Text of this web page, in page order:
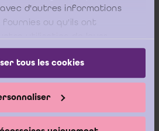
d'autres informations
fournies ou qu'ils ont
tous les cookies